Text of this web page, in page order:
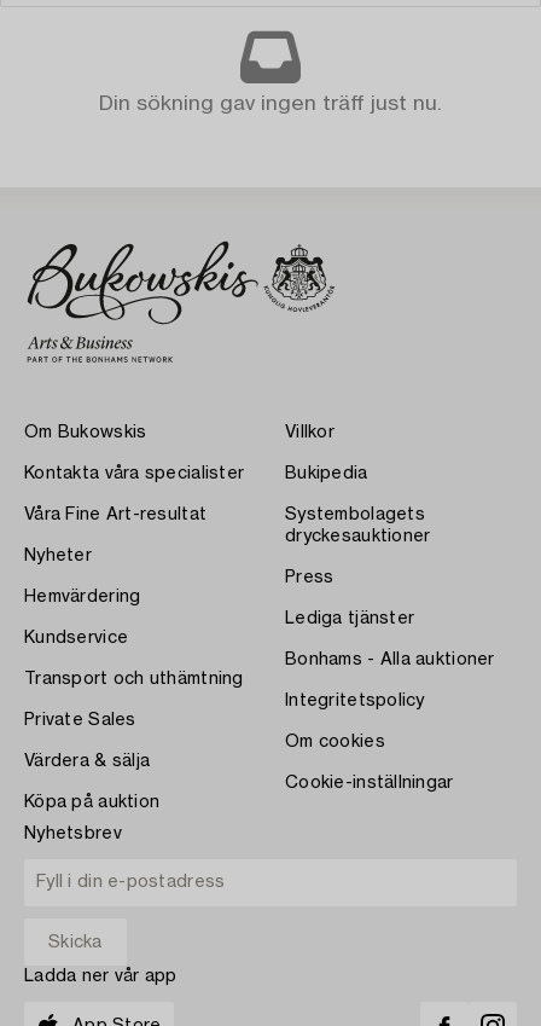
Din sökning gav ingen träff just nu.
Om Bukowskis
Kontakta våra specialister
Våra Fine Art-resultat
Nyheter
Hemvärdering
Kundservice
Transport och uthämtning
Private Sales
Värdera & sälja
Köpa på auktion
Villkor
Bukipedia
Systembolagets
dryckesauktioner
Press
Lediga tjänster
Bonhams - Alla auktioner
Integritetspolicy
Om cookies
Cookie-inställningar
Nyhetsbrev
Ladda ner vår app